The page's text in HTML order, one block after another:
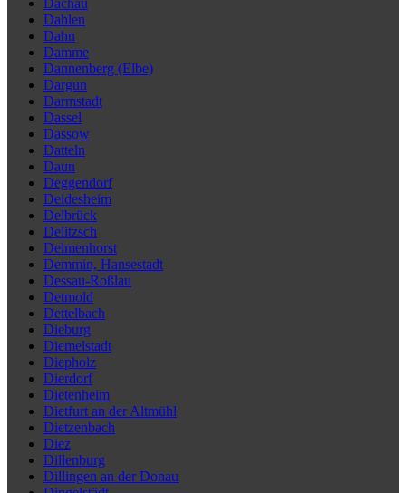
Dachau
Dahlen
Dahn
Damme
Dannenberg (Elbe)
Dargun
Darmstadt
Dassel
Dassow
Datteln
Daun
Deggendorf
Deidesheim
Delbrück
Delitzsch
Delmenhorst
Demmin, Hansestadt
Dessau-Roßlau
Detmold
Dettelbach
Dieburg
Diemelstadt
Diepholz
Dierdorf
Dietenheim
Dietfurt an der Altmühl
Dietzenbach
Diez
Dillenburg
Dillingen an der Donau